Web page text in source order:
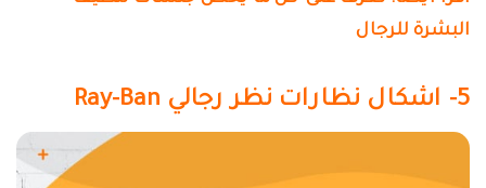
البشرة للرجال
5- اشكال نظارات نظر رجالي Ray-Ban